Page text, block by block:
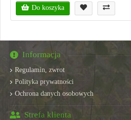
Do koszyka
Informacja
Regulamin, zwrot
Polityka prywatności
Ochrona danych osobowych
Strefa klienta